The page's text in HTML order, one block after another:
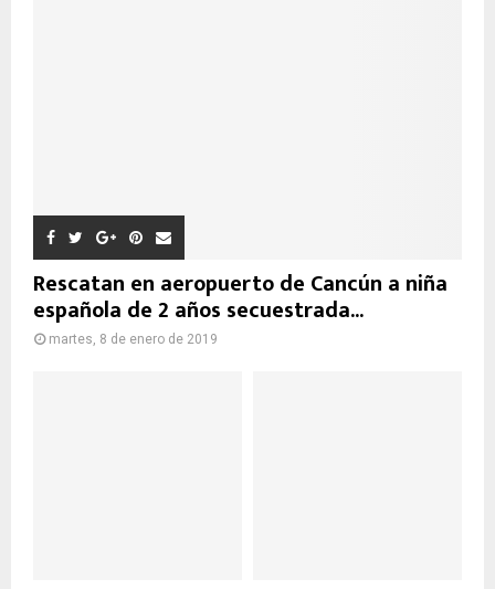
Rescatan en aeropuerto de Cancún a niña
española de 2 años secuestrada...
martes, 8 de enero de 2019